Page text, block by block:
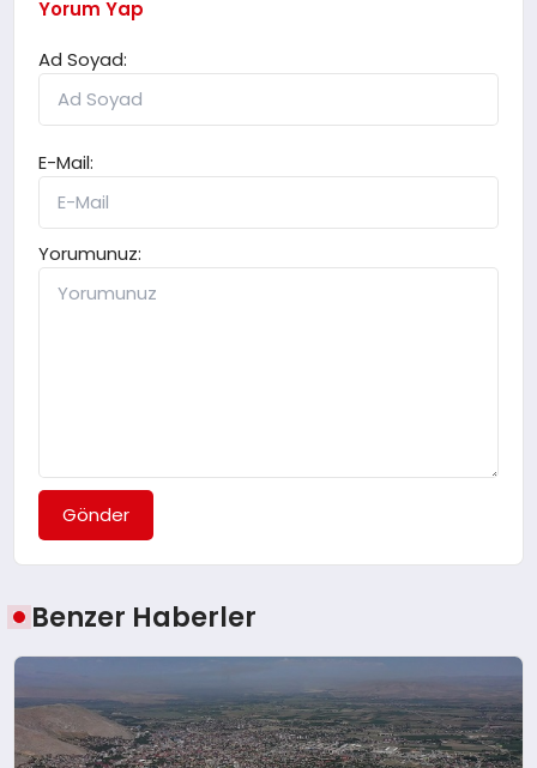
Yorum Yap
Ad Soyad:
E-Mail:
Yorumunuz:
Gönder
Benzer Haberler